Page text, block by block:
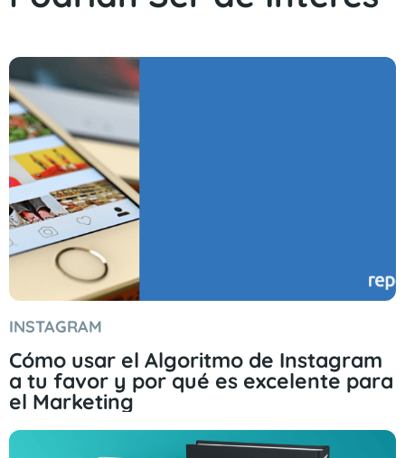
INSTAGRAM
Cómo usar el Algoritmo de Instagram
a tu favor y por qué es excelente para
el Marketing